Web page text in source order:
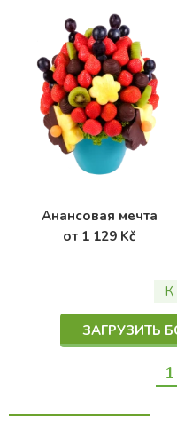
Анансовая мечта
от 1 129 Kč
К
ЗАГРУЗИТЬ
1